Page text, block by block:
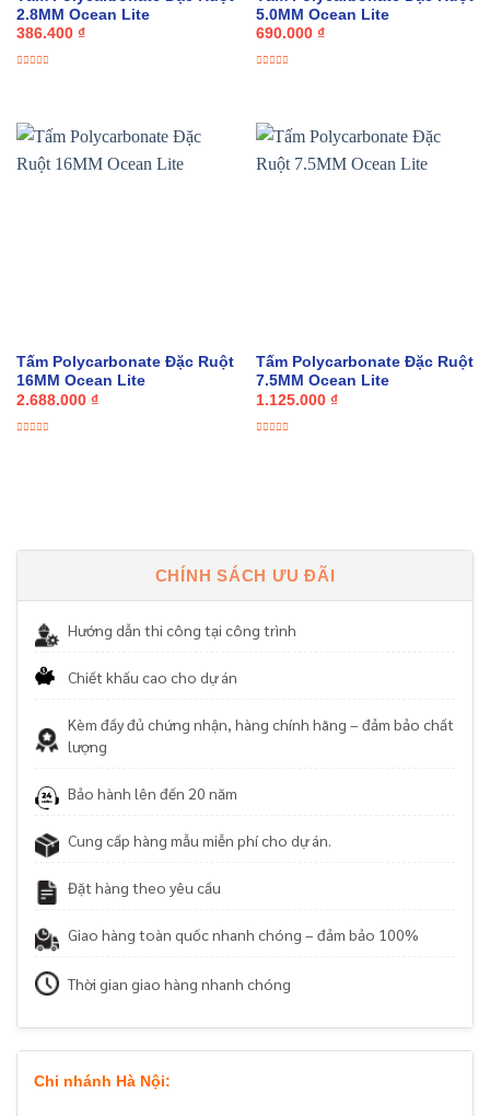
CHÍNH SÁCH ƯU ĐÃI
Hướng dẫn thi công tại công trình
Chiết khấu cao cho dự án
Kèm đầy đủ chứng nhận, hàng chính hãng – đảm bảo chất
lượng
Bảo hành lên đến 20 năm
Cung cấp hàng mẫu miễn phí cho dự án.
Đặt hàng theo yêu cầu
Giao hàng toàn quốc nhanh chóng – đảm bảo 100%
Thời gian giao hàng nhanh chóng
Chi nhánh Hà Nội:
2.8MM Ocean Lite
sao
386.400 ₫
5.0MM Ocean Lite
sao
690.000 ₫
Tấm Polycarbonate Đặc Ruột
16MM Ocean Lite
2.688.000 ₫
Tấm Polycarbonate Đặc Ruột
7.5MM Ocean Lite
1.125.000 ₫